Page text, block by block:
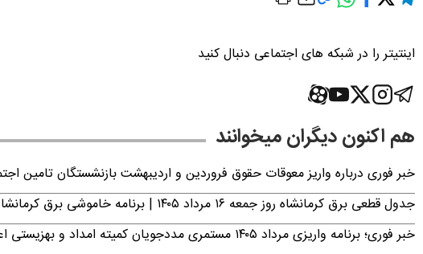
اینتیتر را در شبکه های اجتماعی دنبال کنید
هم اکنون دیگران میخوانند
خبر فوری درباره واریز معوقات حقوق فروردین و اردیبهشت بازنشستگان تامین
جدول قطعی برق کرمانشاه روز جمعه ۱۶ مرداد ۱۴۰۵ | برنامه خاموشی برق کرمانشاه اعلام شد
خبر فوری؛ برنامه واریزی مرداد ۱۴۰۵ مستمری مددجویان کمیته امداد و بهزیستی اعلام شد